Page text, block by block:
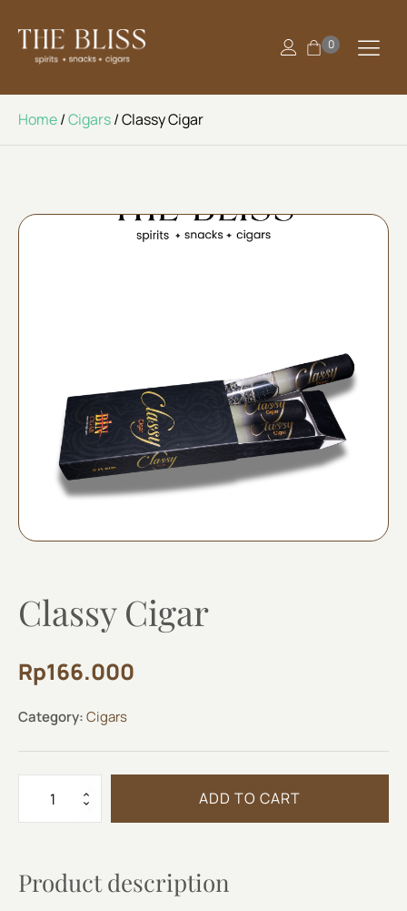
0
Home/Cigars/ Classy Cigar
Classy Cigar
Rp166.000
Category:Cigars
quantity
ADD TO CART
Product description